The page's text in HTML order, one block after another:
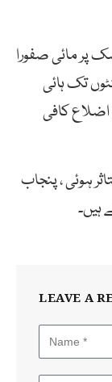
ایک لاکھ 83 ہزار کیوسک پر مائی صفورا
گیا، ملتان میں مزید 48 گھنٹوں تک ہائی
رسک برقرارہے گا، سیلابی صورتحال سے 26 اضلاع کافی
آبادی متاثر ہوئی ، پنجاب
LEAVE A